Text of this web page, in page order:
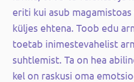
eriti kui asub
küljes ehtena. Toob edu
toetab inimestevahelist
suhtlemist. Ta on hea
kel on raskusi oma